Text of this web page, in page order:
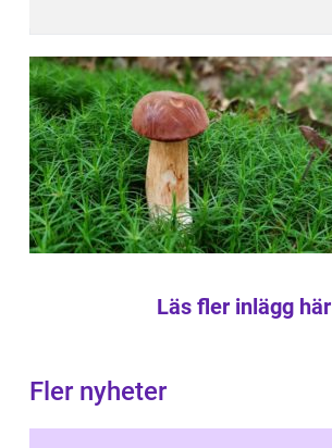
Läs fler inlägg här
Fler nyheter